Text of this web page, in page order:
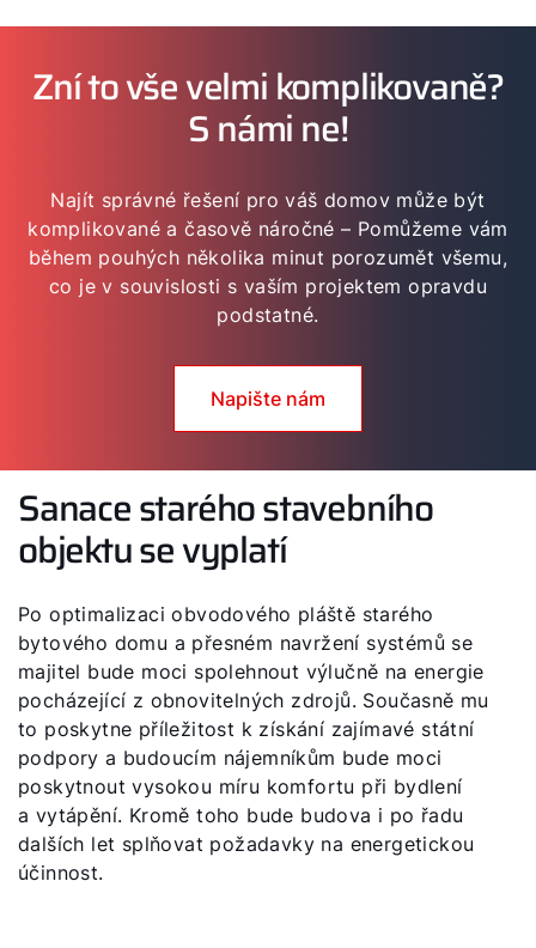
Zní to vše velmi komplikovaně?
S námi ne!
Najít správné řešení pro váš domov může být
komplikované a časově náročné – Pomůžeme vám
během pouhých několika minut porozumět všemu,
co je v souvislosti s vaším projektem opravdu
podstatné.
Napište nám
Sanace starého stavebního
objektu se vyplatí
Po optimalizaci obvodového pláště starého
bytového domu a přesném navržení systémů se
majitel bude moci spolehnout výlučně na energie
pocházející z obnovitelných zdrojů. Současně mu
to poskytne příležitost k získání zajímavé státní
podpory a budoucím nájemníkům bude moci
poskytnout vysokou míru komfortu při bydlení
a vytápění. Kromě toho bude budova i po řadu
dalších let splňovat požadavky na energetickou
účinnost.